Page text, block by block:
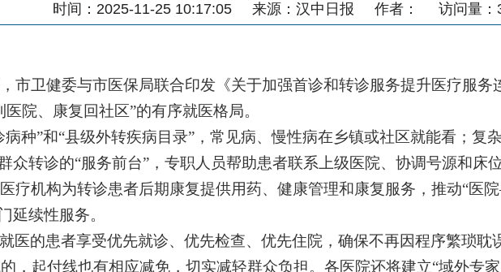
时间：2025-11-25 10:17:05 来源： 汉中日报 作者： 访问量：
市卫健委与市医保局联合印发《关于加强首诊和转诊服务提升医疗服
院、康复回社区”的有序就医格局。
种”和“县级外转疾病目录”，常见病、慢性病在乡镇或社区就能看；复
众转诊的“服务前台”，专职人员帮助患者联系上级医院、协调号源和
疗机构为转诊患者后期康复提供用药、健康管理和康复服务，推动“
延续性服务。
医的患者享受优先就诊、优先检查、优先住院，确保不再因程序繁琐
，起付线也有相应减免，切实减轻群众负担。各医院还将建立“域外专